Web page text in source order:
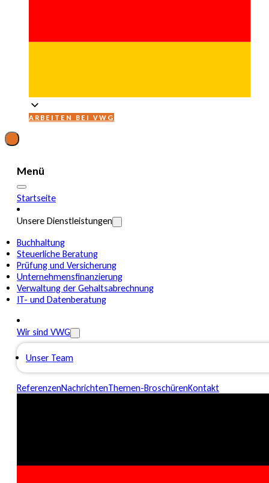
ARBEITEN BEI VWG
Menü
Startseite
Unsere Dienstleistungen
Buchhaltung
Steuerliche Beratung
Prüfung und Versicherung
Unternehmensfinanzierung
Verwaltung der Gehaltsabrechnung
IT- und Datenberatung
Wir sind VWG
Unser Team
ReferenzenNachrichtenThemen-BroschürenKontakt